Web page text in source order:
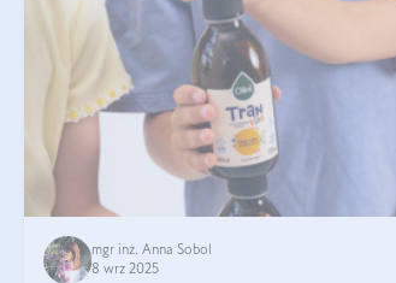
mgr inż. Anna Sobol
8 wrz 2025